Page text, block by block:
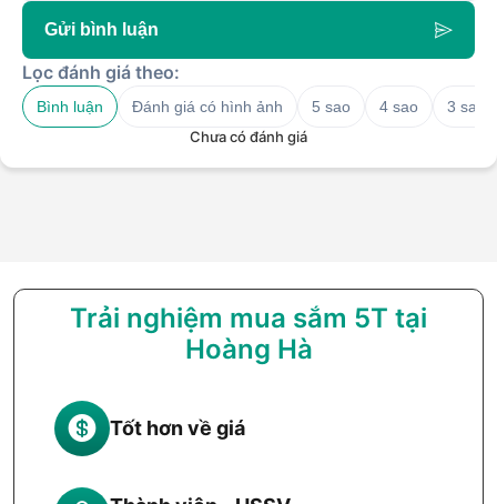
Gửi bình luận
Lọc đánh giá theo:
Bình luận Đánh giá có hình ảnh 5 sao 4 sao
3 sao
Chưa có đánh giá
Trải nghiệm mua sắm 5T tại
Hoàng Hà
Tốt hơn về giá